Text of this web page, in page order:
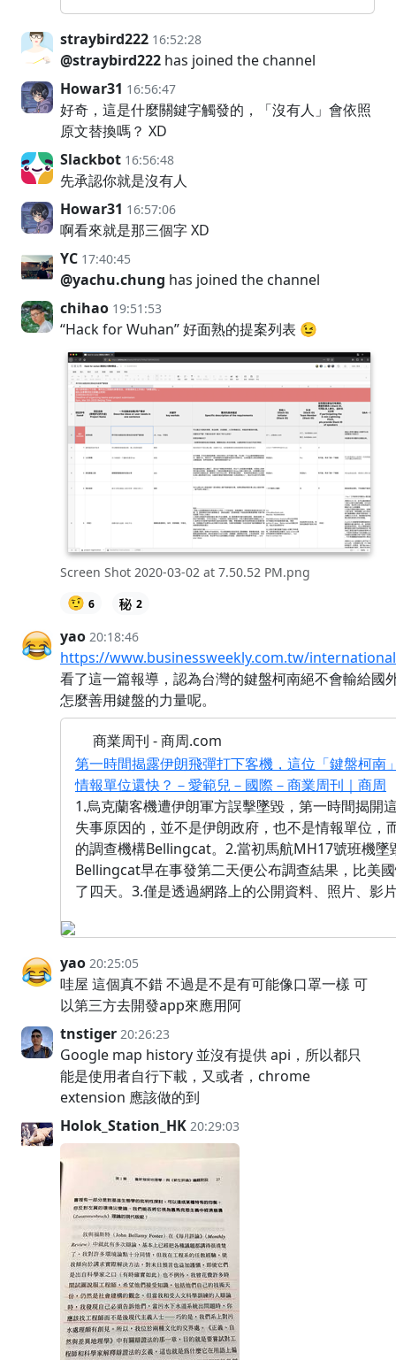
straybird222 16:52:28
@straybird222 has joined the channel
Howar31 16:56:47
好奇，這是什麼關鍵字觸發的，「沒有人」會依照
原文替換嗎？ XD
Slackbot 16:56:48
先承認你就是沒有人
Howar31 16:57:06
啊看來就是那三個字 XD
YC 17:40:45
@yachu.chung has joined the channel
chihao 19:51:53
“Hack for Wuhan” 好面熟的提案列表 😉
Screen Shot 2020-03-02 at 7.50.52 PM.png
🤨 6 2
yao 20:18:46
https://www.businessweekly.com.tw/
看了這一篇報導，認為台灣的鍵盤柯南絕不會輸給國
怎麼善用鍵盤的力量呢。
商業周刊 - 商周.com
第一時間揭露伊朗飛彈打下客機，這位「鍵盤柯南
情報單位還快？－愛範兒－國際－商業周刊｜商周
1.烏克蘭客機遭伊朗軍方誤擊墜毀，第一時間揭開
失事原因的，並不是伊朗政府，也不是情報單位，
的調查機構Bellingcat。2.當初馬航MH17號班機墜
Bellingcat早在事發第二天便公布調查結果，比美
了四天。3.僅是透過網路上的公開資料、照片、影
yao 20:25:05
哇屋 這個真不錯 不過是不是有可能像口罩一樣 可
以第三方去開發app來應用阿
tnstiger 20:26:23
Google map history 並沒有提供 api，所以都只
能是使用者自行下載，又或者，chrome
extension 應該做的到
Holok_Station_HK 20:29:03